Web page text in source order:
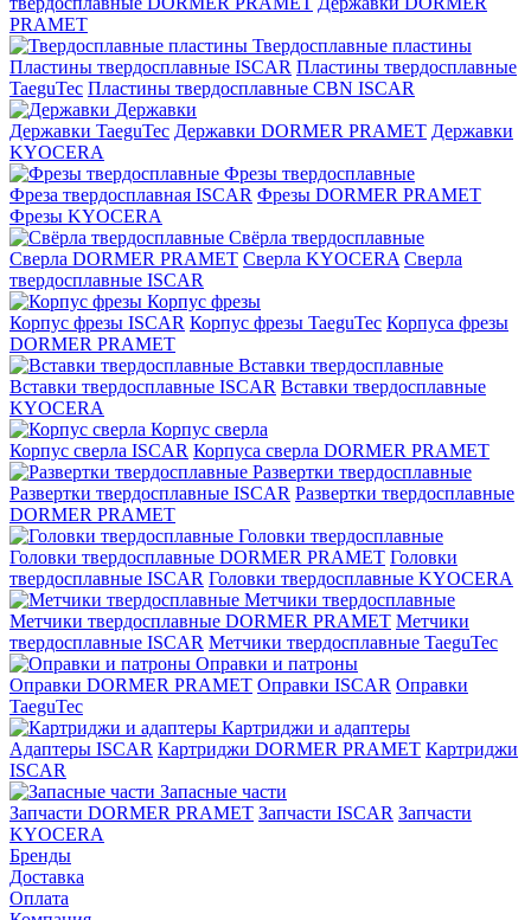
PRAMET
Твердосплавные пластины
Пластины твердосплавные ISCAR Пластины твердосплавные
TaeguTec Пластины твердосплавные CBN ISCAR
Державки
Державки TaeguTec Державки DORMER PRAMET Державки
KYOCERA
Фрезы твердосплавные
Фреза твердосплавная ISCAR Фрезы DORMER PRAMET
Фрезы KYOCERA
Свёрла твердосплавные
Сверла DORMER PRAMET Сверла KYOCERA Сверла
твердосплавные ISCAR
Корпус фрезы
Корпус фрезы ISCAR Корпус фрезы TaeguTec Корпуса фрезы
DORMER PRAMET
Вставки твердосплавные
Вставки твердосплавные ISCAR Вставки твердосплавные
KYOCERA
Корпус сверла
Корпус сверла ISCAR Корпуса сверла DORMER PRAMET
Развертки твердосплавные
Развертки твердосплавные ISCAR Развертки твердосплавные
DORMER PRAMET
Головки твердосплавные
Головки твердосплавные DORMER PRAMET Головки
твердосплавные ISCAR Головки твердосплавные KYOCERA
Метчики твердосплавные
Метчики твердосплавные DORMER PRAMET Метчики
твердосплавные ISCAR Метчики твердосплавные TaeguTec
Оправки и патроны
Оправки DORMER PRAMET Оправки ISCAR Оправки
TaeguTec
Картриджи и адаптеры
Адаптеры ISCAR Картриджи DORMER PRAMET Картриджи
ISCAR
Запасные части
Запчасти DORMER PRAMET Запчасти ISCAR Запчасти
KYOCERA
Бренды
Доставка
Оплата